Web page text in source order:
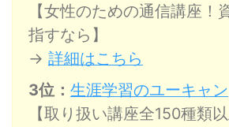
【女性のための通信講座！
指すなら】
→ 詳細はこちら
3位： 生涯学習のユーキャン
【取り扱い講座全150種類